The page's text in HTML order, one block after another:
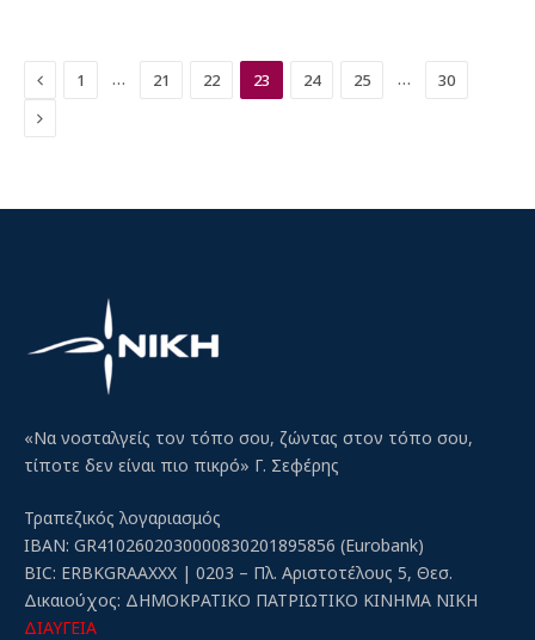
Previous
1 … 21 22 23 24 25 … 30
Next
«Να νοσταλγείς τον τόπο σου, ζώντας στον τόπο σου,
τίποτε δεν είναι πιο πικρό» Γ. Σεφέρης
Τραπεζικός λογαριασμός
IBAN: GR4102602030000830201895856 (Eurobank)
BIC: ERBKGRAAXXX | 0203 – Πλ. Αριστοτέλους 5, Θεσ.
Δικαιούχος: ΔΗΜΟΚΡΑΤΙΚΟ ΠΑΤΡΙΩΤΙΚΟ ΚΙΝΗΜΑ ΝΙΚΗ
ΔΙΑΥΓΕΙΑ